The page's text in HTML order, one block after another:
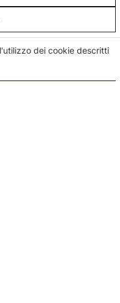
dell'informativa sul
dei cookie descritti